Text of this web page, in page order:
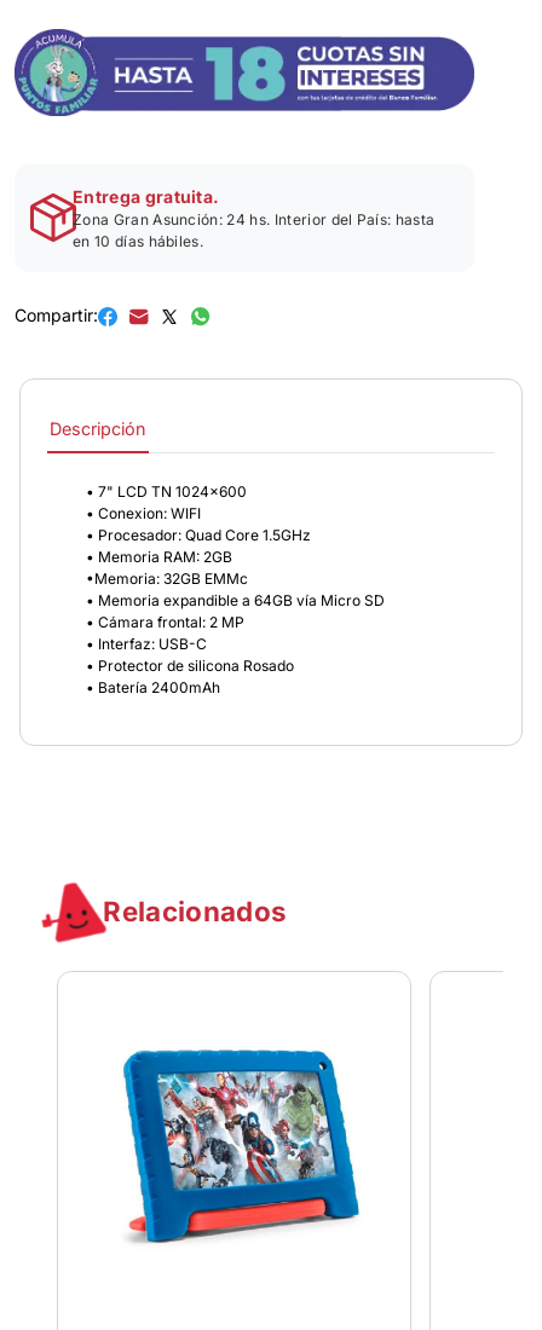
Entrega gratuita.
Zona Gran Asunción: 24 hs. Interior del País: hasta
en 10 días hábiles.
Compartir:
Descripción
• 7" LCD TN 1024x600
• Conexion: WIFI
• Procesador: Quad Core 1.5GHz
• Memoria RAM: 2GB
•Memoria: 32GB EMMc
• Memoria expandible a 64GB vía Micro SD
• Cámara frontal: 2 MP
• Interfaz: USB-C
• Protector de silicona Rosado
• Batería 2400mAh
Relacionados